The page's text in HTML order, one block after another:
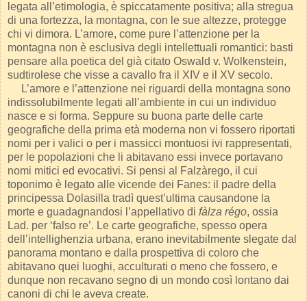
legata all’etimologia, è spiccatamente positiva; alla stregua
di una fortezza, la montagna, con le sue altezze, protegge
chi vi dimora. L’amore, come pure l’attenzione per la
montagna non è esclusiva degli intellettuali romantici: basti
pensare alla poetica del già citato Oswald v. Wolkenstein,
sudtirolese che visse a cavallo fra il XIV e il XV secolo.
L’amore e l’attenzione nei riguardi della montagna sono
indissolubilmente legati all’ambiente in cui un individuo
nasce e si forma. Seppure su buona parte delle carte
geografiche della prima età moderna non vi fossero riportati
nomi per i valici o per i massicci montuosi ivi rappresentati,
per le popolazioni che li abitavano essi invece portavano
nomi mitici ed evocativi. Si pensi al Falzàrego, il cui
toponimo è legato alle vicende dei Fanes: il padre della
principessa Dolasilla tradì quest’ultima causandone la
morte e guadagnandosi l’appellativo di fàlza régo, ossia
Lad. per ‘falso re’. Le carte geografiche, spesso opera
dell’intellighenzia urbana, erano inevitabilmente slegate dal
panorama montano e dalla prospettiva di coloro che
abitavano quei luoghi, acculturati o meno che fossero, e
dunque non recavano segno di un mondo così lontano dai
canoni di chi le aveva create.